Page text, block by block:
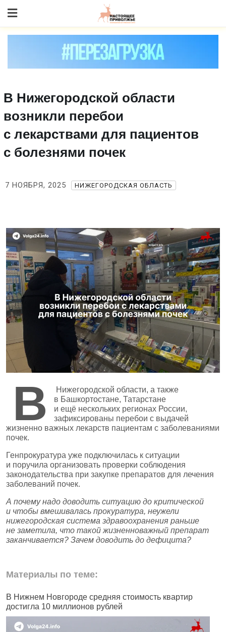
to content
В Нижегородской области
возникли перебои
с лекарствами для пациентов
с болезнями почек
7 НОЯБРЯ, 2025 НИЖЕГОРОДСКАЯ ОБЛАСТЬ
В
Нижегородской области, а также
в Башкортостане, Татарстане
и ещё нескольких регионах России,
зафиксированы перебои с выдачей
жизненно важных лекарств пациентам с заболеваниями
почек.
Генпрокуратура уже подключилась к ситуации
и поручила организовать проверки соблюдения
законодательства при закупке препаратов для лечения
заболеваний почек.
А почему надо доводить ситуацию до критической
и чтобы вмешивалась прокуратура, неужели
нижегородская система здравоохранения раньше
не заметила, что такой жизненноважный препарат
заканчивается? Зачем доводить до дефицита?
Материалы по теме:
В Нижнем Новгороде средняя стоимость квартир
достигла 10 миллионов рублей